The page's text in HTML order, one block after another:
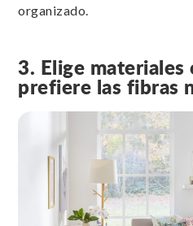
organizado.
3. Elige materiales
prefiere las fibras